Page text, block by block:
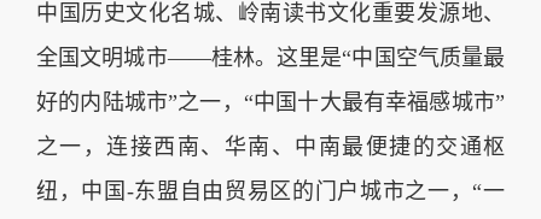
中国历史文化名城、岭南读书文化重要发源地、
全国文明城市——桂林。这里是“中国空气质量最
好的内陆城市”之一，“中国十大最有幸福感城市”
之一，连接西南、华南、中南最便捷的交通枢
纽，中国-东盟自由贸易区的门户城市之一，“一